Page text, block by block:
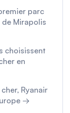
parc
de Mirapolis
choisissent
en
Ryanair
→